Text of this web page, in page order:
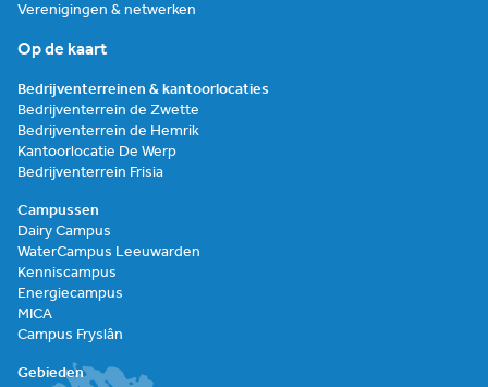
Verenigingen & netwerken
Op de kaart
Bedrijventerreinen & kantoorlocaties
Bedrijventerrein de Zwette
Bedrijventerrein de Hemrik
Kantoorlocatie De Werp
Bedrijventerrein Frisia
Campussen
Dairy Campus
WaterCampus Leeuwarden
Kenniscampus
Energiecampus
MICA
Campus Fryslân
Gebieden